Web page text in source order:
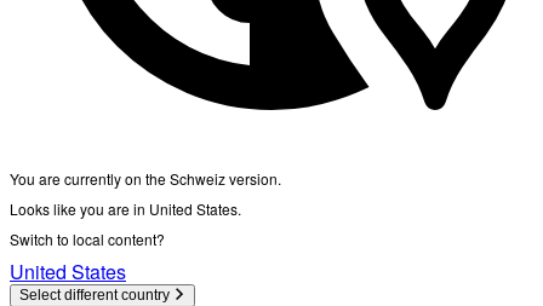
You are currently on the Schweiz version.
Looks like you are in United States.
Switch to local content?
United States
Select different country